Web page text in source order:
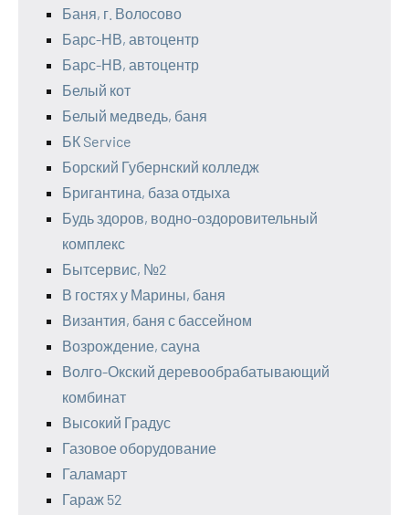
Баня, г. Волосово
Барс-НВ, автоцентр
Барс-НВ, автоцентр
Белый кот
Белый медведь, баня
БК Service
Борский Губернский колледж
Бригантина, база отдыха
Будь здоров, водно-оздоровительный
комплекс
Бытсервис, №2
В гостях у Марины, баня
Византия, баня с бассейном
Возрождение, сауна
Волго-Окский деревообрабатывающий
комбинат
Высокий Градус
Газовое оборудование
Галамарт
Гараж 52